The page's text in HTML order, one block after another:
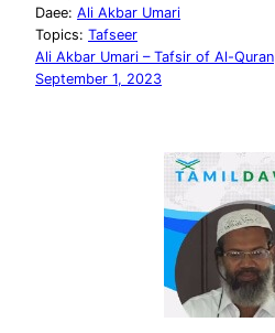
Daee: Ali Akbar Umari
Topics: Tafseer
Ali Akbar Umari – Tafsir of Al-Quran
September 1, 2023